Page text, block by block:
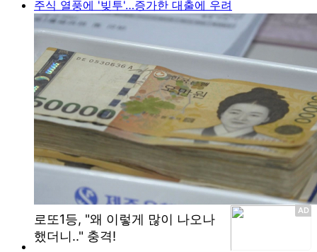
주식 열풍에 '빚투'…증가한 대출에 우려